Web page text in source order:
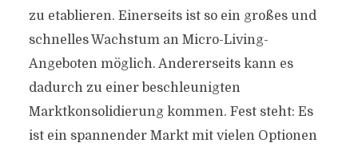
zu etablieren. Einerseits ist so ein großes und
schnelles Wachstum an Micro-Living-
Angeboten möglich. Andererseits kann es
dadurch zu einer beschleunigten
Marktkonsolidierung kommen. Fest steht: Es
ist ein spannender Markt mit vielen Optionen